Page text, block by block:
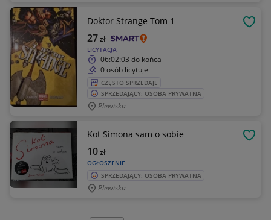
Doktor Strange Tom 1
LICYTACJA
27zł
06:02:03 do końca
0 osób licytuje
CZĘSTO SPRZEDAJE
SPRZEDAJĄCY: OSOBA PRYWATNA
Plewiska
Kot Simona sam o sobie
OGŁOSZENIE
10zł
SPRZEDAJĄCY: OSOBA PRYWATNA
Plewiska